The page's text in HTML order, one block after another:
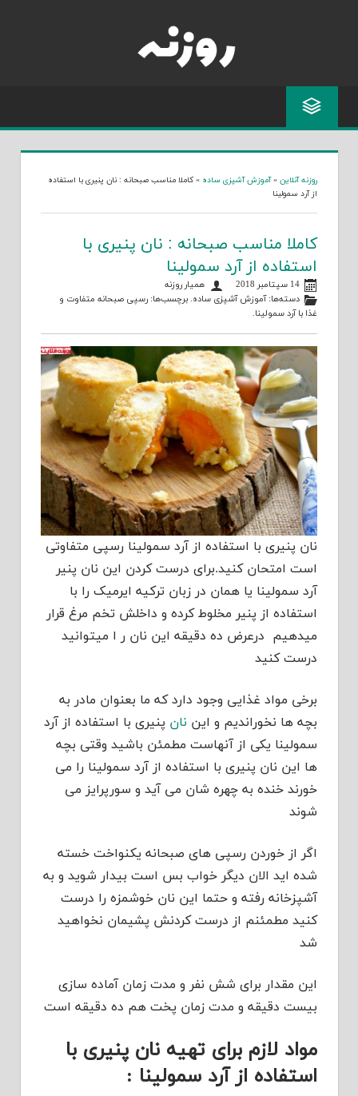
روزنه آنلاین »آموزش آشپزی ساده » کاملا مناسب صبحانه : نان پنیری با استفاده
از آرد سمولینا
کاملا مناسب صبحانه : نان پنیری با
استفاده از آرد سمولینا
14 سپتامبر 2018
همیار روزنه
دسته‌ها:آموزش آشپزی ساده. برچسب‌ها:رسپی صبحانه متفاوت و
غذا با آرد سمولینا.
نان پنیری با استفاده از آرد سمولینا رسپی متفاوتی
است امتحان کنید.برای درست کردن این نان پنیر
آرد سمولینا یا همان در زبان ترکیه ایرمیک را با
استفاده از پنیر مخلوط کرده و داخلش تخم مرغ قرار
میدهیم درعرض ده دقیقه این نان ر ا میتوانید
درست کنید
برخی مواد غذایی وجود دارد که ما بعنوان مادر به
بچه ها نخوراندیم و این نان پنیری با استفاده از آرد
سمولینا یکی از آنهاست مطمئن باشید وقتی بچه
ها این نان پنیری با استفاده از آرد سمولینا را می
خورند خنده به چهره شان می آید و سورپرایز می
شوند
اگر از خوردن رسپی های صبحانه یکنواخت خسته
شده اید الان دیگر خواب بس است بیدار شوید و به
آشپزخانه رفته و حتما این نان خوشمزه را درست
کنید مطمئنم از درست کردنش پشیمان نخواهید
شد
این مقدار برای شش نفر و مدت زمان آماده سازی
بیست دقیقه و مدت زمان پخت هم ده دقیقه است
مواد لازم برای تهیه نان پنیری با
استفاده از آرد سمولینا :